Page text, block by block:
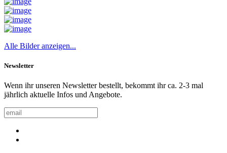
Alle Bilder anzeigen...
Newsletter
Wenn ihr unseren Newsletter bestellt, bekommt ihr ca. 2-3 mal
jährlich aktuelle Infos und Angebote.